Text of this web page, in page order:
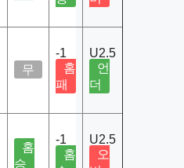
무
-1
홈
패
U2.5
언
더
홈
승
-1
홈
U2.5
오